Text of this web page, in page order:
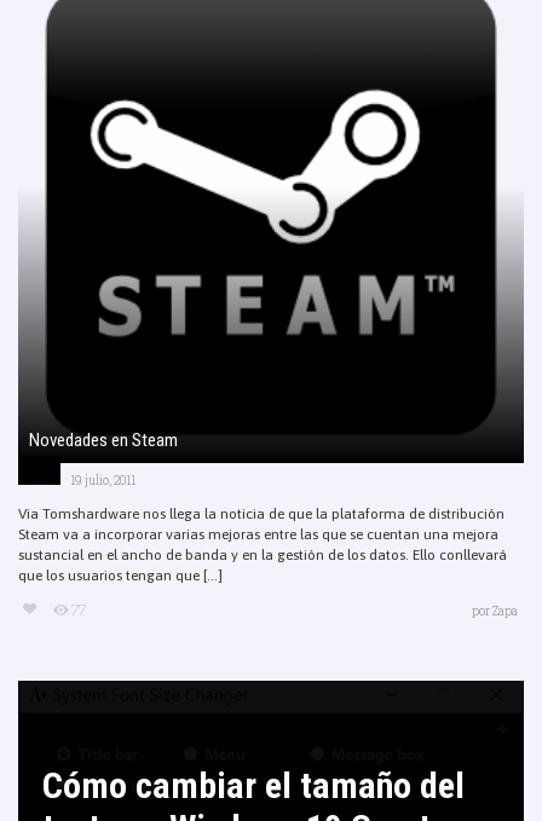
Novedades en Steam
19 julio, 2011
Via Tomshardware nos llega la noticia de que la plataforma de distribución
Steam va a incorporar varias mejoras entre las que se cuentan una mejora
sustancial en el ancho de banda y en la gestión de los datos. Ello conllevará
que los usuarios tengan que [...]
77 porZapa
Cómo cambiar el tamaño del